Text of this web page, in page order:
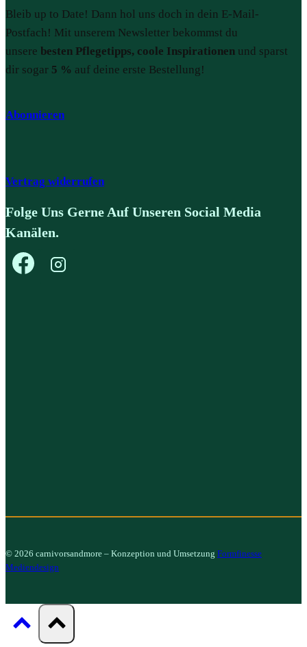
Bleib up to Date! Dann hol uns doch in dein E-Mail-
Postfach! Mit unserem Newsletter bekommst du
unsere besten Pflegetipps, coole Inspirationen und sparst
dir sogar 5 % auf deine erste Bestellung!
Abonnieren
Vertrag widerrufen
Folge Uns Gerne Auf Unseren Social Media
Kanälen.
© 2026 carnivorsandmore – Konzeption und Umsetzung Formfinesse
Mediendesign